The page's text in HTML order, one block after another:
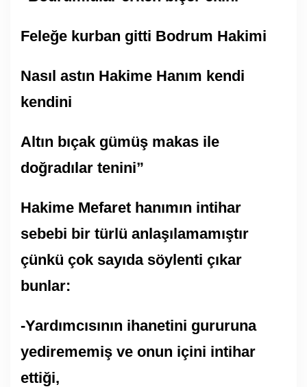
Feleğe kurban gitti Bodrum Hakimi
Nasıl astın Hakime Hanım kendi
kendini
Altın bıçak gümüş makas ile
doğradılar tenini”
Hakime Mefaret hanımın intihar
sebebi bir türlü anlaşılamamıştır
çünkü çok sayıda söylenti çıkar
bunlar:
-Yardımcısının ihanetini gururuna
yedirememiş ve onun içini intihar
ettiği,